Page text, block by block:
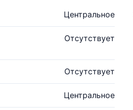
Центральное
Отсутствует
Отсутствует
Центральное